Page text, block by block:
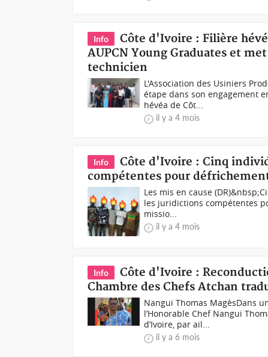
Info
Côte d'Ivoire : Filière
AUPCN Young Graduates et
technicien
L'Association des Usiniers
étape dans son engagement
hévéa de Côt...
il y a 4 mois
Info
Côte d'Ivoire : Cinq
compétentes pour
Les mis en cause
les juridictions compétentes
missio...
il y a 4 mois
Info
Côte d'Ivoire :
Chambre des Chefs Atchan
Nangui Thomas MagèsDans
l’Honorable Chef Nangui
d’Ivoire, par ail...
il y a 6 mois